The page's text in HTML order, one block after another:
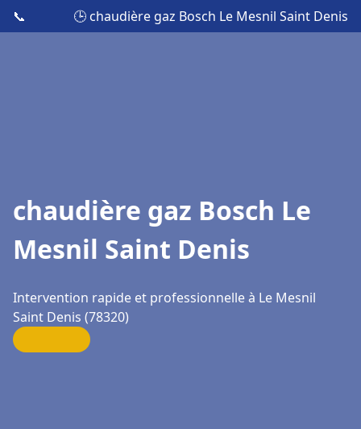
📞 🕒 chaudière gaz Bosch Le Mesnil Saint Denis
chaudière gaz Bosch Le
Mesnil Saint Denis
Intervention rapide et professionnelle à Le Mesnil
Saint Denis (78320)